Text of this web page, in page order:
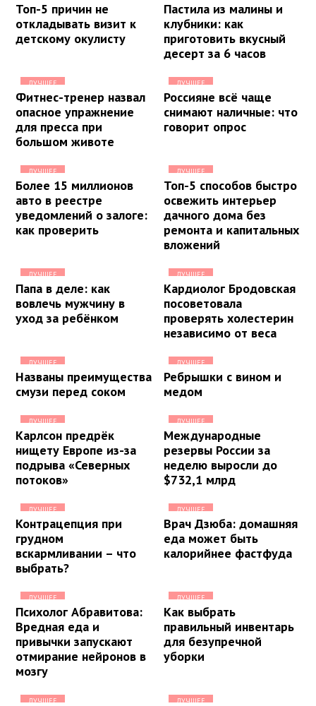
Топ-5 причин не
откладывать визит к
детскому окулисту
Пастила из малины и
клубники: как
приготовить вкусный
десерт за 6 часов
ЛУЧШЕЕ
Фитнес-тренер назвал
опасное упражнение
для пресса при
большом животе
ЛУЧШЕЕ
Россияне всё чаще
снимают наличные: что
говорит опрос
ЛУЧШЕЕ
Более 15 миллионов
авто в реестре
уведомлений о залоге:
как проверить
ЛУЧШЕЕ
Топ-5 способов быстро
освежить интерьер
дачного дома без
ремонта и капитальных
вложений
ЛУЧШЕЕ
Папа в деле: как
вовлечь мужчину в
уход за ребёнком
ЛУЧШЕЕ
Кардиолог Бродовская
посоветовала
проверять холестерин
независимо от веса
ЛУЧШЕЕ
Названы преимущества
смузи перед соком
ЛУЧШЕЕ
Ребрышки с вином и
медом
ЛУЧШЕЕ
Карлсон предрёк
нищету Европе из-за
подрыва «Северных
потоков»
ЛУЧШЕЕ
Международные
резервы России за
неделю выросли до
$732,1 млрд
ЛУЧШЕЕ
Контрацепция при
грудном
вскармливании – что
выбрать?
ЛУЧШЕЕ
Врач Дзюба: домашняя
еда может быть
калорийнее фастфуда
ЛУЧШЕЕ
Психолог Абравитова:
Вредная еда и
привычки запускают
отмирание нейронов в
мозгу
ЛУЧШЕЕ
Как выбрать
правильный инвентарь
для безупречной
уборки
ЛУЧШЕЕ ЛУЧШЕЕ